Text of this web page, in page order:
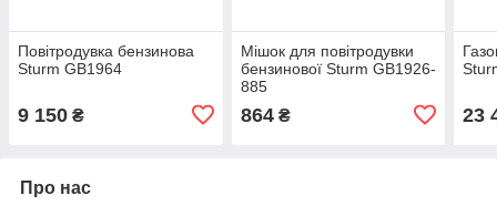
Повітродувка бензинова
Sturm GB1964
9 150 ₴
Мішок для повітродувки
бензинової Sturm GB1926-
885
864₴ 23
Про нас